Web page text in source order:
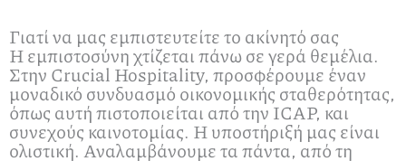
Γιατί να μας εμπιστευτείτε το ακίνητό σας
Η εμπιστοσύνη χτίζεται πάνω σε γερά θεμέλια.
Στην Crucial Hospitality, προσφέρουμε έναν
μοναδικό συνδυασμό οικονομικής σταθερότητας,
όπως αυτή πιστοποιείται από την ICAP, και
συνεχούς καινοτομίας. Η υποστήριξή μας είναι
ολιστική. Αναλαμβάνουμε τα πάντα, από τη